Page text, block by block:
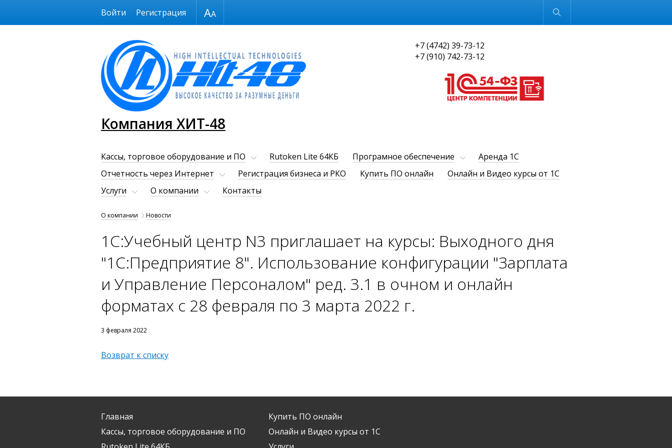
Размер шрифта Обычная версия
Компания ХИТ-48
+7 (4742) 39-73-12
+7 (910) 742-73-12
Войти Регистрация
Кассы, торговое оборудование и ПО Rutoken Lite 64КБ Програмное обеспечение
Аренда 1С
Отчетность через Интернет
Регистрация бизнеса и РКО Купить ПО онлайн
Онлайн и Видео курсы от 1С
Услуги
О компании Контакты
О компании Новости
1С:Учебный центр N3 приглашает на курсы: Выходного дня
"1С:Предприятие 8". Использование конфигурации "Зарплата
и Управление Персоналом" ред. 3.1 в очном и онлайн
форматах с 28 февраля по 3 марта 2022 г.
3 февраля 2022
Возврат к списку
Главная
Кассы, торговое оборудование и ПО
Купить ПО онлайн
Онлайн и Видео курсы от 1С